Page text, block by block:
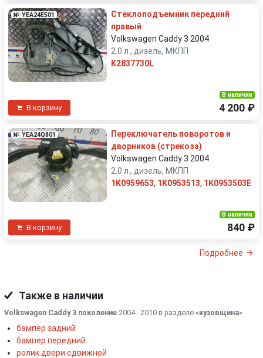
№ YEA24E501
Стеклоподъемник передний
правый
Volkswagen Caddy 3 2004
2.0 л., дизель, МКПП
K2837730L
В корзину
В наличии
4 200 ₽
№ YEA24Q801
Переключатель поворотов и
дворников (стрекоза)
Volkswagen Caddy 3 2004
2.0 л., дизель, МКПП
1K0959653, 1K0953513, 1K0953503E
В корзину
В наличии
840 ₽
Подробнее
Также в наличии
Volkswagen Caddy 3 поколение 2004 - 2010 в разделе «кузовщина»
бампер задний
бампер передний
ролик двери сдвижной